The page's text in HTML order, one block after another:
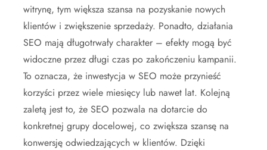
witrynę, tym większa szansa na pozyskanie nowych
klientów i zwiększenie sprzedaży. Ponadto, działania
SEO mają długotrwały charakter – efekty mogą być
widoczne przez długi czas po zakończeniu kampanii.
To oznacza, że inwestycja w SEO może przynieść
korzyści przez wiele miesięcy lub nawet lat. Kolejną
zaletą jest to, że SEO pozwala na dotarcie do
konkretnej grupy docelowej, co zwiększa szansę na
konwersję odwiedzających w klientów. Dzięki